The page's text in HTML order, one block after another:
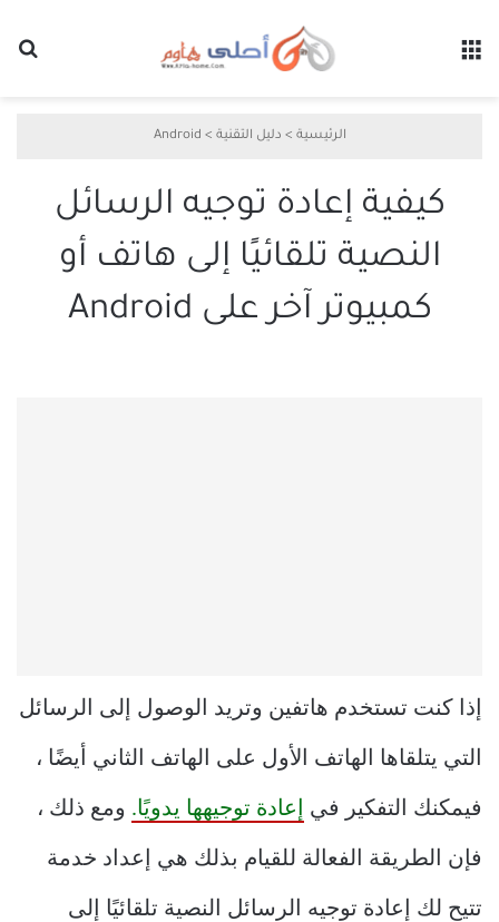
الرئيسية > دليل التقنية >
Android
كيفية إعادة توجيه الرسائل
النصية تلقائيًا إلى هاتف أو
كمبيوتر آخر على Android
إذا كنت تستخدم هاتفين وتريد الوصول إلى الرسائل
التي يتلقاها الهاتف الأول على الهاتف الثاني أيضًا ،
فيمكنك التفكير في إعادة توجيهها يدويًا. ومع ذلك ،
فإن الطريقة الفعالة للقيام بذلك هي إعداد خدمة
تتيح لك إعادة توجيه الرسائل النصية تلقائيًا إلى